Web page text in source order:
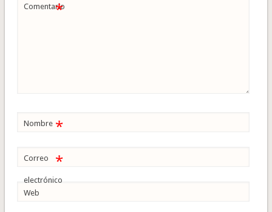
Comentario
*
Nombre *
Correo
electrónico
*
Web